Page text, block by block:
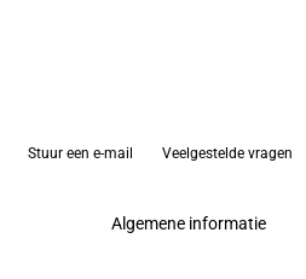
Stuur een e-mail Veelgestelde vragen
Algemene informatie